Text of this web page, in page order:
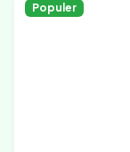
Populer